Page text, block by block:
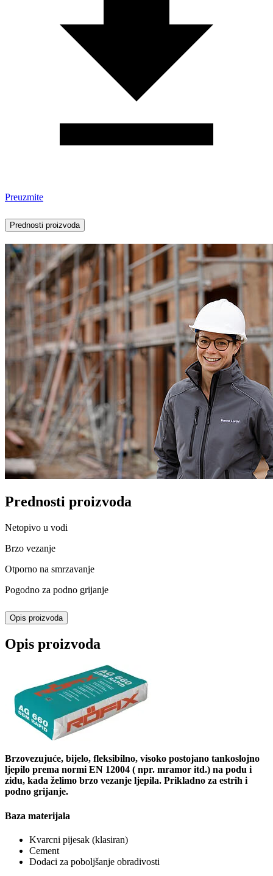
Preuzmite
Prednosti proizvoda
Prednosti proizvoda
Netopivo u vodi
Brzo vezanje
Otporno na smrzavanje
Pogodno za podno grijanje
Opis proizvoda
Opis proizvoda
Brzovezujuće, bijelo, fleksibilno, visoko postojano tankoslojno
ljepilo prema normi EN 12004 ( npr. mramor itd.) na podu i
zidu, kada želimo brzo vezanje ljepila. Prikladno za estrih i
podno grijanje.
Baza materijala
Kvarcni pijesak (klasiran)
Cement
Dodaci za poboljšanje obradivosti